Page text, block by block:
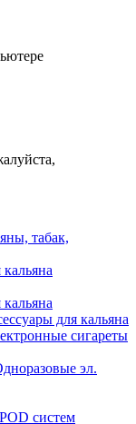
табак,
для кальяна
сигареты
эл.